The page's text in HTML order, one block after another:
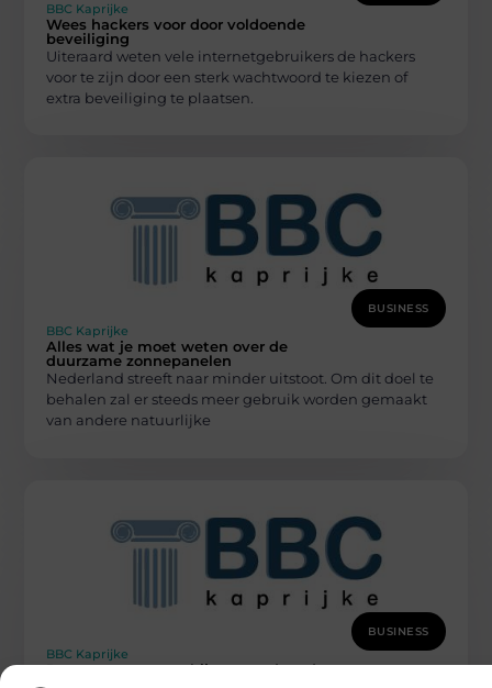
BBC Kaprijke
Wees hackers voor door voldoende
beveiliging
Uiteraard weten vele internetgebruikers de hackers
voor te zijn door een sterk wachtwoord te kiezen of
extra beveiliging te plaatsen.
BUSINESS
BBC Kaprijke
Alles wat je moet weten over de
duurzame zonnepanelen
Nederland streeft naar minder uitstoot. Om dit doel te
behalen zal er steeds meer gebruik worden gemaakt
van andere natuurlijke
BUSINESS
BBC Kaprijke
De concurrent voorbijstreven door deze